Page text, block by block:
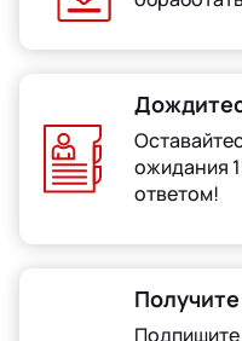
ожидания
ответом!
Подпишите